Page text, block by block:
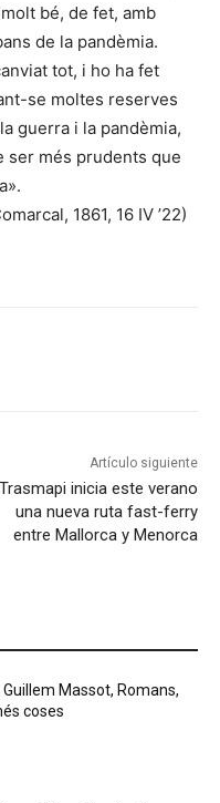
bé, de fet, amb
de la pandèmia.
tot, i ho ha fet
se moltes reserves
guerra i la pandèmia,
ser més prudents que
1861, 16 IV ’22)
Artículo siguiente
Trasmapi inicia este verano
una nueva ruta fast-ferry
entre Mallorca y Menorca
Massot, Romans,
coses